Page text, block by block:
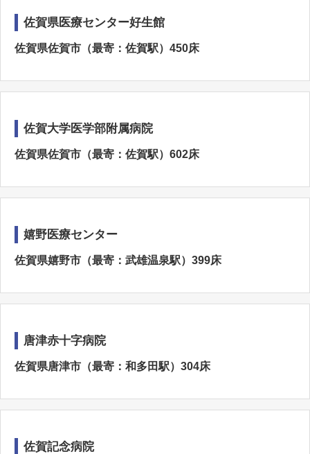
佐賀県医療センター好生館
佐賀県佐賀市（最寄：佐賀駅）450床
佐賀大学医学部附属病院
佐賀県佐賀市（最寄：佐賀駅）602床
嬉野医療センター
佐賀県嬉野市（最寄：武雄温泉駅）399床
唐津赤十字病院
佐賀県唐津市（最寄：和多田駅）304床
佐賀記念病院